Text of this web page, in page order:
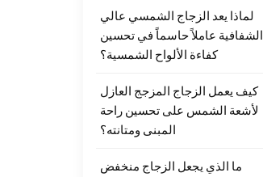
لماذا يعد الزجاج الشمسي عالي
الشفافية عاملاً حاسماً في تحسين
كفاءة الألواح الشمسية؟
كيف يعمل الزجاج المزجج العازل
لأشعة الشمس على تحسين راحة
المبنى ومتانته؟
ما الذي يجعل الزجاج منخفض